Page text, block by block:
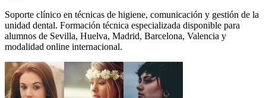
Soporte clínico en técnicas de higiene, comunicación y gestión de la
unidad dental. Formación técnica especializada disponible para
alumnos de Sevilla, Huelva, Madrid, Barcelona, Valencia y
modalidad online internacional.